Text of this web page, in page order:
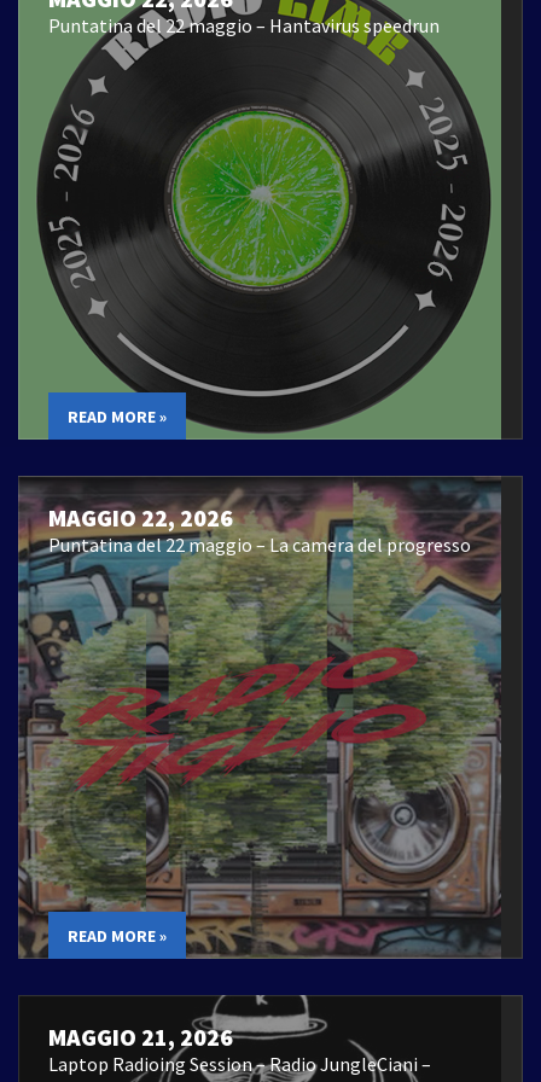
Puntatina del 22 maggio – Hantavirus speedrun
READ MORE »
MAGGIO 22, 2026
Puntatina del 22 maggio – La camera del progresso
READ MORE »
MAGGIO 21, 2026
Laptop Radioing Session – Radio JungleCiani –